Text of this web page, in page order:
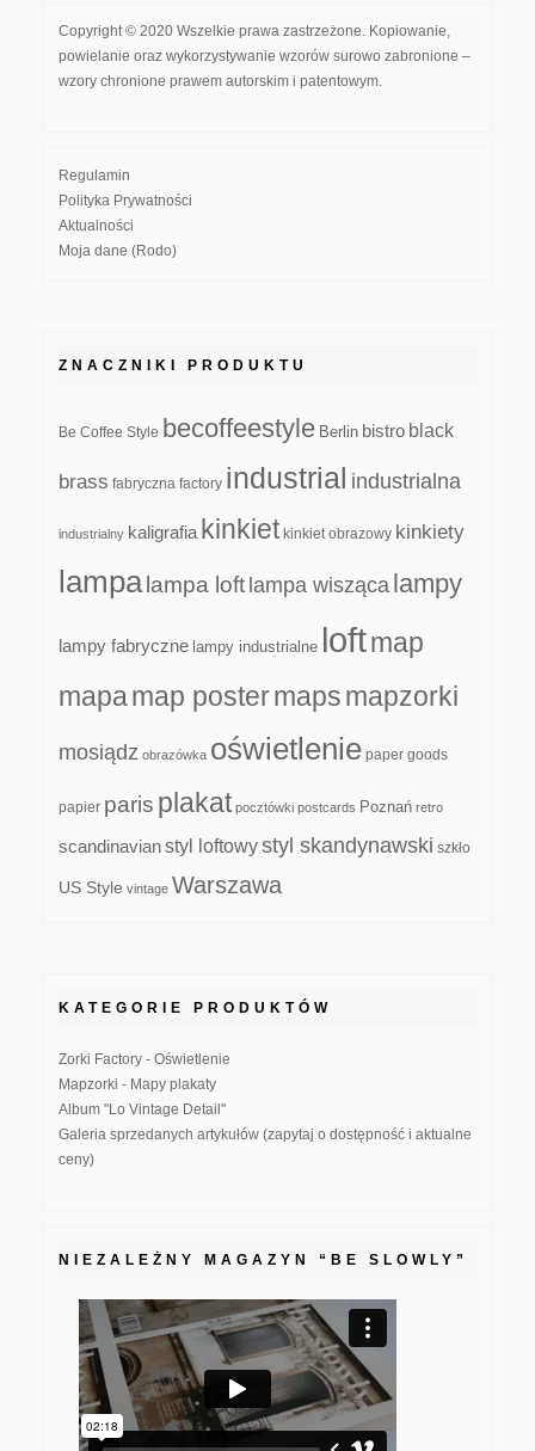
Copyright © 2020 Wszelkie prawa zastrzeżone. Kopiowanie,
powielanie oraz wykorzystywanie wzorów surowo zabronione –
wzory chronione prawem autorskim i patentowym.
Regulamin
Polityka Prywatności
Aktualności
Moja dane (Rodo)
ZNACZNIKI PRODUKTU
Be Coffee Style becoffeestyle Berlin bistro black
brass fabryczna factory industrial industrialna
industrialny kaligrafia kinkiet kinkiet obrazowy kinkiety
lampa lampa loft lampa wisząca lampy
lampy fabryczne lampy industrialne loftmap
mapamap postermapsmapzorki
mosiądz obrazówka oświetlenie paper goods
papier paris plakat pocztówki postcards Poznań retro
scandinavianstyl loftowystyl skandynawski szkło
US Style vintage Warszawa
KATEGORIE PRODUKTÓW
Zorki Factory - Oświetlenie
Mapzorki - Mapy plakaty
Album "Lo Vintage Detail"
Galeria sprzedanych artykułów (zapytaj o dostępność i aktualne
ceny)
NIEZALEŻNY MAGAZYN “BE SLOWLY”